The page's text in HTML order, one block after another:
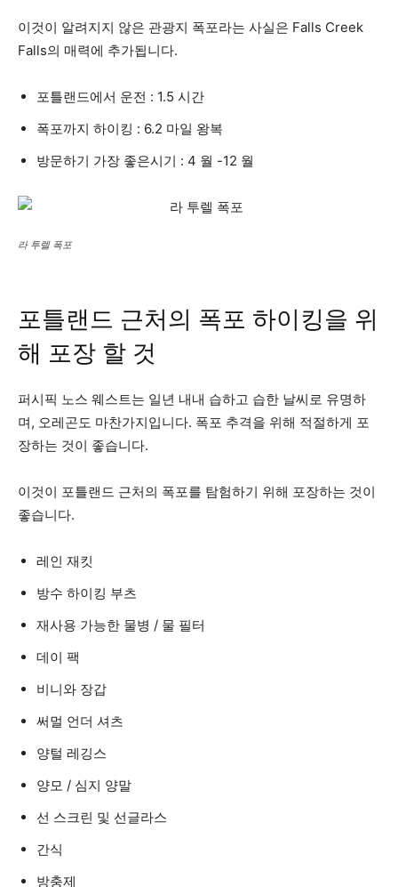
이것이 알려지지 않은 관광지 폭포라는 사실은 Falls Creek
Falls의 매력에 추가됩니다.
포틀랜드에서 운전 : 1.5 시간
폭포까지 하이킹 : 6.2 마일 왕복
방문하기 가장 좋은시기 : 4 월 -12 월
라 투렐 폭포
포틀랜드 근처의 폭포 하이킹을 위
해 포장 할 것
퍼시픽 노스 웨스트는 일년 내내 습하고 습한 날씨로 유명하
며, 오레곤도 마찬가지입니다. 폭포 추격을 위해 적절하게 포
장하는 것이 좋습니다.
이것이 포틀랜드 근처의 폭포를 탐험하기 위해 포장하는 것이
좋습니다.
레인 재킷
방수 하이킹 부츠
재사용 가능한 물병 / 물 필터
데이 팩
비니와 장갑
써멀 언더 셔츠
양털 레깅스
양모 / 심지 양말
선 스크린 및 선글라스
간식
방충제